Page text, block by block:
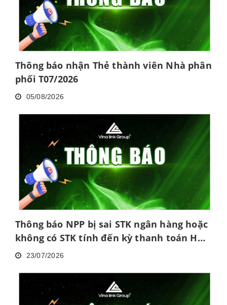
Thông báo nhận Thẻ thành viên Nhà phân
phối T07/2026
05/08/2026
Thông báo NPP bị sai STK ngân hàng hoặc
không có STK tính đến kỳ thanh toán HH
tháng 6/2026
23/07/2026